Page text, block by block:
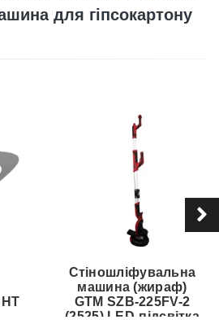
для гіпсокартону
Стіношліфувальна
машина (жираф)
GTM SZB-225FV-2
(2525) LED-підсвітка